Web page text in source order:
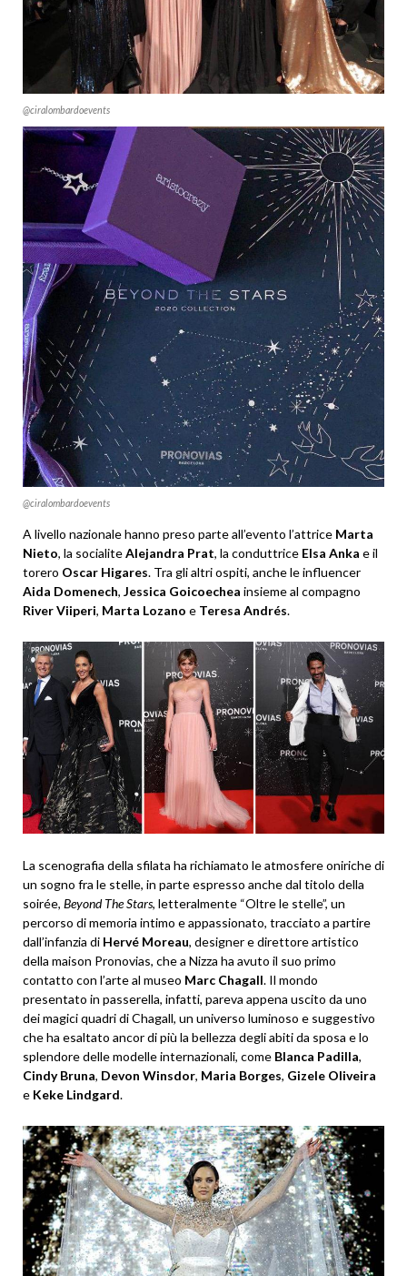
@ciralombardoevents
@ciralombardoevents
A livello nazionale hanno preso parte all’evento l’attrice Marta
Nieto, la socialiteAlejandra Prat, la conduttrice Elsa Anka e il
torero Oscar Higares. Tra gli altri ospiti, anche le influencer
Aida Domenech, Jessica Goicoechea insieme al compagno
River Viiperi, Marta Lozano e Teresa Andrés.
La scenografia della sfilata ha richiamato le atmosfere oniriche di
un sogno fra le stelle, in parte espresso anche dal titolo della
soirée, Beyond The Stars, letteralmente “Oltre le stelle”, un
percorso di memoria intimo e appassionato, tracciato a partire
dall’infanzia di Hervé Moreau, designer e direttore artistico
della maison Pronovias, che a Nizza ha avuto il suo primo
contatto con l’arte al museo Marc Chagall. Il mondo
presentato in passerella, infatti, pareva appena uscito da uno
dei magici quadri di Chagall, un universo luminoso e suggestivo
che ha esaltato ancor di più la bellezza degli abiti da sposa e lo
splendore delle modelle internazionali, come Blanca Padilla,
Cindy Bruna, Devon Winsdor, Maria Borges, Gizele Oliveira
e Keke Lindgard.